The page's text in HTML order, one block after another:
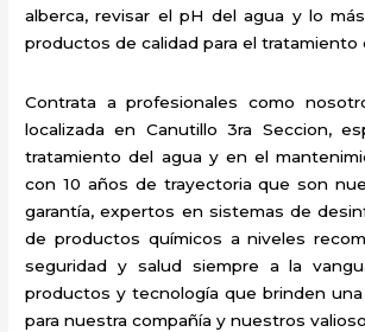
alberca, revisar el pH del agua y lo
productos de calidad para el tratamiento
Contrata a profesionales como
localizada en Canutillo 3ra Seccion,
tratamiento del agua y en el
con 10 años de trayectoria que son
garantía, expertos en sistemas de
de productos químicos a niveles
seguridad y salud siempre a la
productos y tecnología que brinden
para nuestra compañía y nuestros